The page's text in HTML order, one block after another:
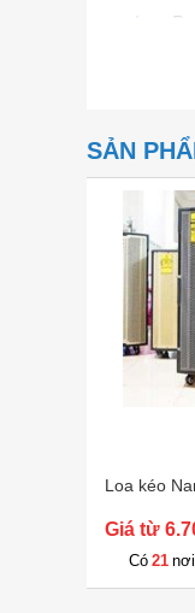
Loa
• Kết
•
• Tiện
• Kích
• Chất
• Sản
SẢN
Loa kéo
Giá từ
Có 21